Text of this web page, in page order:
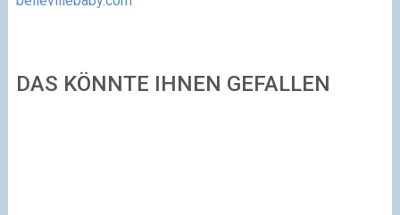
DAS KÖNNTE IHNEN GEFALLEN